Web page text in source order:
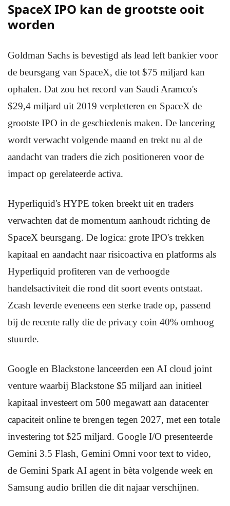
SpaceX IPO kan de grootste ooit
worden
Goldman Sachs is bevestigd als lead left bankier voor
de beursgang van SpaceX, die tot $75 miljard kan
ophalen. Dat zou het record van Saudi Aramco's
$29,4 miljard uit 2019 verpletteren en SpaceX de
grootste IPO in de geschiedenis maken. De lancering
wordt verwacht volgende maand en trekt nu al de
aandacht van traders die zich positioneren voor de
impact op gerelateerde activa.
Hyperliquid's HYPE token breekt uit en traders
verwachten dat de momentum aanhoudt richting de
SpaceX beursgang. De logica: grote IPO's trekken
kapitaal en aandacht naar risicoactiva en platforms als
Hyperliquid profiteren van de verhoogde
handelsactiviteit die rond dit soort events ontstaat.
Zcash leverde eveneens een sterke trade op, passend
bij de recente rally die de privacy coin 40% omhoog
stuurde.
Google en Blackstone lanceerden een AI cloud joint
venture waarbij Blackstone $5 miljard aan initieel
kapitaal investeert om 500 megawatt aan datacenter
capaciteit online te brengen tegen 2027, met een totale
investering tot $25 miljard. Google I/O presenteerde
Gemini 3.5 Flash, Gemini Omni voor text to video,
de Gemini Spark AI agent in bèta volgende week en
Samsung audio brillen die dit najaar verschijnen.